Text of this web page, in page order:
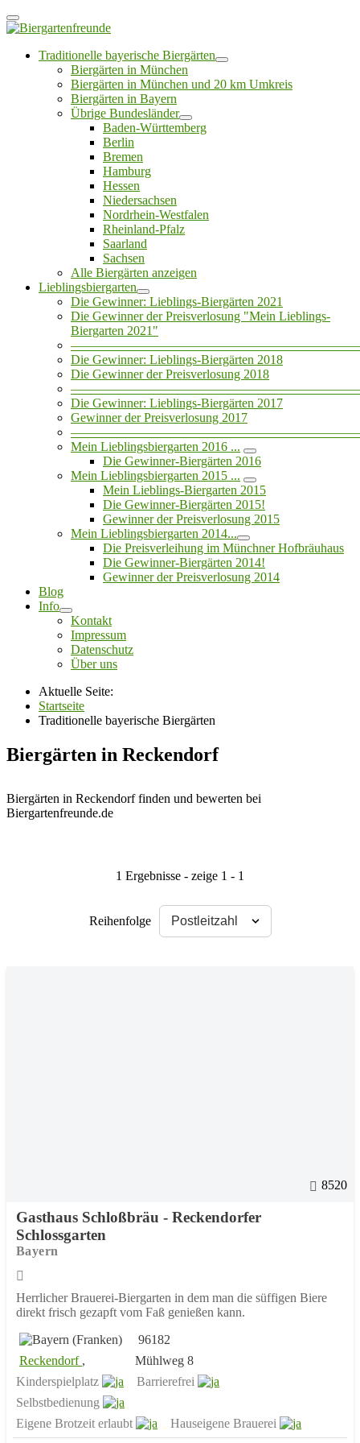
Traditionelle bayerische Biergärten
Biergärten in München
Biergärten in München und 20 km Umkreis
Biergärten in Bayern
Übrige Bundesländer
Baden-Württemberg
Berlin
Bremen
Hamburg
Hessen
Niedersachsen
Nordrhein-Westfalen
Rheinland-Pfalz
Saarland
Sachsen
Alle Biergärten anzeigen
Lieblingsbiergarten
Die Gewinner: Lieblings-Biergärten 2021
Die Gewinner der Preisverlosung "Mein Lieblings-
Biergarten 2021"
Die Gewinner: Lieblings-Biergärten 2018
Die Gewinner der Preisverlosung 2018
Die Gewinner: Lieblings-Biergärten 2017
Gewinner der Preisverlosung 2017
Mein Lieblingsbiergarten 2016 ...
Die Gewinner-Biergärten 2016
Mein Lieblingsbiergarten 2015 ...
Mein Lieblings-Biergarten 2015
Die Gewinner-Biergärten 2015!
Gewinner der Preisverlosung 2015
Mein Lieblingsbiergarten 2014...
Die Preisverleihung im Münchner Hofbräuhaus
Die Gewinner-Biergärten 2014!
Gewinner der Preisverlosung 2014
Blog
Info
Kontakt
Impressum
Datenschutz
Über uns
Aktuelle Seite:
Startseite
Traditionelle bayerische Biergärten
Biergärten in Reckendorf
Biergärten in Reckendorf finden und bewerten bei
Biergartenfreunde.de
1 Ergebnisse - zeige 1 - 1
Reihenfolge
8520
Gasthaus Schloßbräu - Reckendorfer
Schlossgarten
Bayern
Herrlicher Brauerei-Biergarten in dem man die süffigen Biere
direkt frisch gezapft vom Faß genießen kann.
96182
Reckendorf ,
Mühlweg 8
Kinderspielplatz
Barrierefrei
Selbstbedienung
Eigene Brotzeit erlaubt
Hauseigene Brauerei